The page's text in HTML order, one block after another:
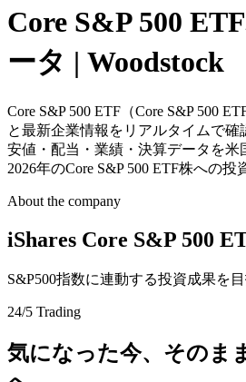
Core S&P 500
ータ | Woodstock
Core S&P 500 ETF（Core S&P 500
と最新企業情報をリアルタイムで確
安値・配当・業績・決算データを米
2026年のCore S&P 500 ETF株への投
About the company
iShares Core S&P 500
S&P500指数に連動する投資成果を目
24/5 Trading
気になった今、そのま